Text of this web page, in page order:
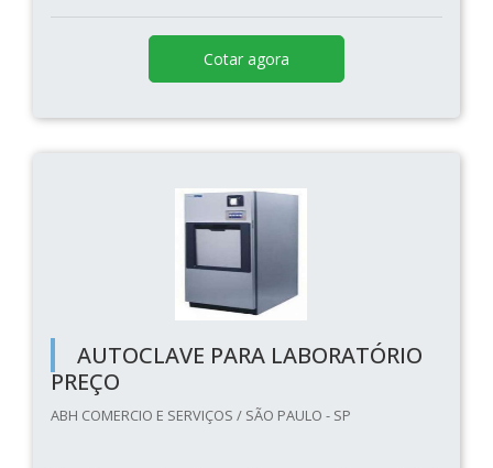
Cotar agora
AUTOCLAVE PARA LABORATÓRIO
PREÇO
ABH COMERCIO E SERVIÇOS / SÃO PAULO - SP